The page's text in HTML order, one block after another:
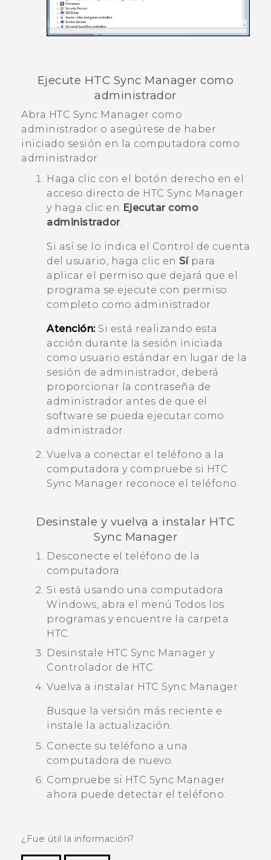
Ejecute HTC Sync Manager como
administrador
Abra HTC Sync Manager como
administrador o asegúrese de haber
iniciado sesión en la computadora como
administrador.
Haga clic con el botón derecho en el
acceso directo de HTC Sync Manager
y haga clic en Ejecutar como
administrador.
Si así se lo indica el Control de cuenta
del usuario, haga clic en Sípara
aplicar el permiso que dejará que el
programa se ejecute con permiso
completo como administrador.
Atención:Si está realizando esta
acción durante la sesión iniciada
como usuario estándar en lugar de la
sesión de administrador, deberá
proporcionar la contraseña de
administrador antes de que el
software se pueda ejecutar como
administrador.
Vuelva a conectar el teléfono a la
computadora y compruebe si HTC
Sync Manager reconoce el teléfono.
Desinstale y vuelva a instalar HTC
Sync Manager
Desconecte el teléfono de la
computadora.
Si está usando una computadora
Windows, abra el menú Todos los
programas y encuentre la carpeta
HTC.
Desinstale HTC Sync Manager y
Controlador de HTC.
Vuelva a instalar HTC Sync Manager
Busque la versión más reciente e
instale la actualización.
Conecte su teléfono a una
computadora de nuevo.
Compruebe si HTC Sync Manager
ahora puede detectar el teléfono.
¿Fue útil la información?